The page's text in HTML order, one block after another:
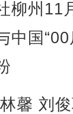
州11
中国
刘俊